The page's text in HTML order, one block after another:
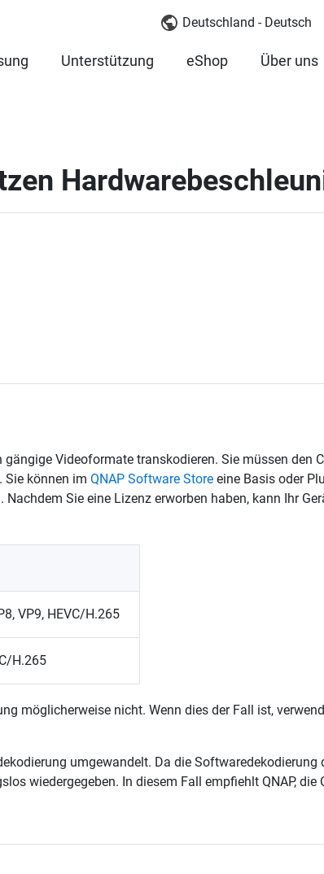
Deutschland - Deutsch
Unterstützung eShop Über uns
Videoformate transkodieren. Sie müssen den
Sie können im QNAP Software Store eine Basis oder
Sie eine Lizenz erworben haben, kann Ihr
VP9, HEVC/H.265
H.265
möglicherweise nicht. Wenn dies der Fall ist,
umgewandelt. Da die Softwaredekodierung
wiedergegeben. In diesem Fall empfiehlt QNAP,